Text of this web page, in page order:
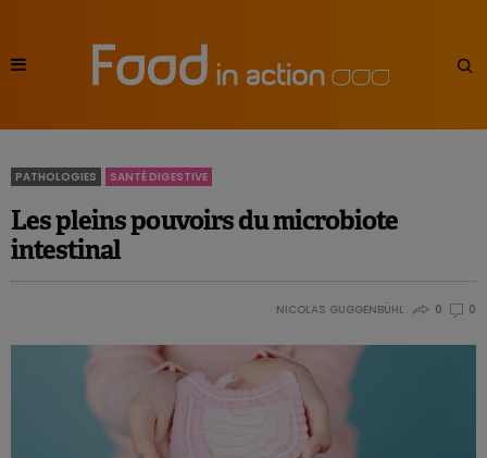
PATHOLOGIES SANTÉ DIGESTIVE
Les pleins pouvoirs du microbiote
intestinal
NICOLAS GUGGENBÜHL 0 0